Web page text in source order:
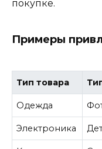
покупке.
Примеры
Тип товара
Одежда
Электроника